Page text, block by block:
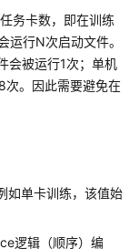
务卡数，即在训练
运行N次启动文件。
会被运行1次；单机
。因此需要避免在
如单卡训练，该值始
逻辑（顺序）编